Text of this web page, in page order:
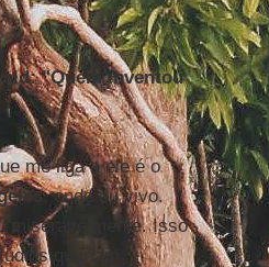
"Quem inventou
me liga a ele é o
, onde eu vivo.
miseravelmente. Isso
queriam